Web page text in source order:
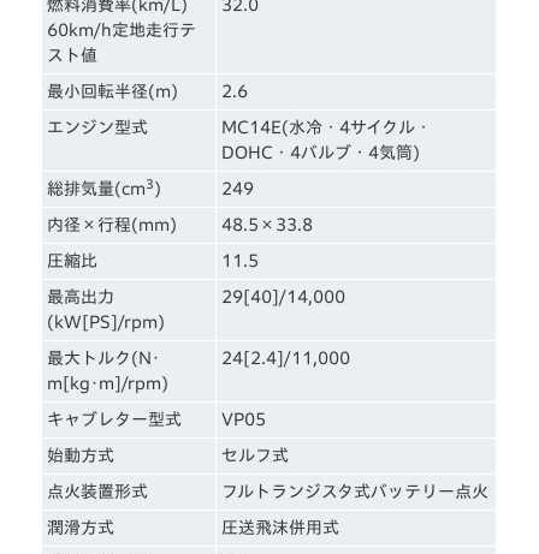
燃料消費率(km/L)
60km/h定地走行テ
スト値
32.0
最小回転半径(m) 2.6
エンジン型式
MC14E(水冷・4サイクル・
DOHC・4バルブ・4気筒)
総排気量(cm 3 ) 249
内径×行程(mm) 48.5×33.8
圧縮比 11.5
最高出力
(kW[PS]/rpm)
29[40]/14,000
最大トルク(N･
m[kg･m]/rpm)
24[2.4]/11,000
キャブレター型式 VP05
始動方式 セルフ式
点火装置形式 フルトランジスタ式バッテリー点火
潤滑方式 圧送飛沫併用式